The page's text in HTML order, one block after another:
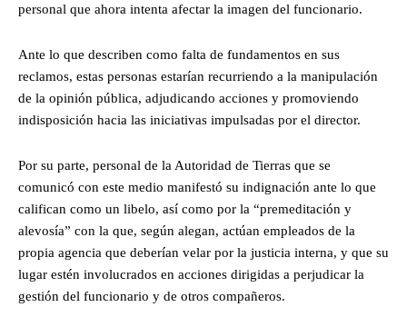
personal que ahora intenta afectar la imagen del funcionario.
Ante lo que describen como falta de fundamentos en sus
reclamos, estas personas estarían recurriendo a la manipulación
de la opinión pública, adjudicando acciones y promoviendo
indisposición hacia las iniciativas impulsadas por el director.
Por su parte, personal de la Autoridad de Tierras que se
comunicó con este medio manifestó su indignación ante lo que
califican como un libelo, así como por la “premeditación y
alevosía” con la que, según alegan, actúan empleados de la
propia agencia que deberían velar por la justicia interna, y que su
lugar estén involucrados en acciones dirigidas a perjudicar la
gestión del funcionario y de otros compañeros.